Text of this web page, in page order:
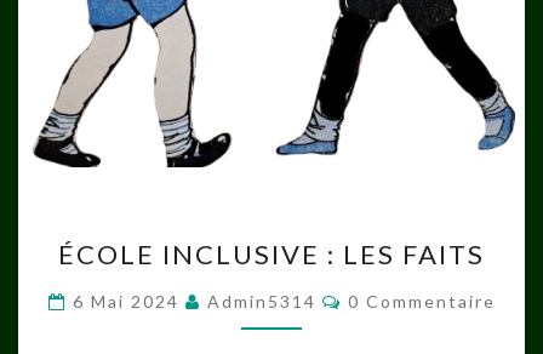
INCLUSIVE
:
LES
ÉCOLE INCLUSIVE : LES FAITS
6 Mai 2024 Admin5314 Commentaires
0 Commentaire